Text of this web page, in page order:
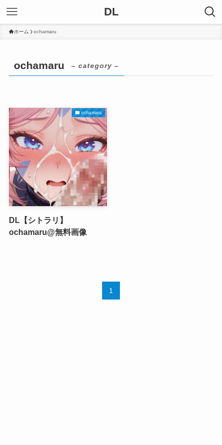
DL
ホーム ochamaru
ochamaru – category –
ochamaru
DL【シトラリ】
ochamaru@無料画像
1